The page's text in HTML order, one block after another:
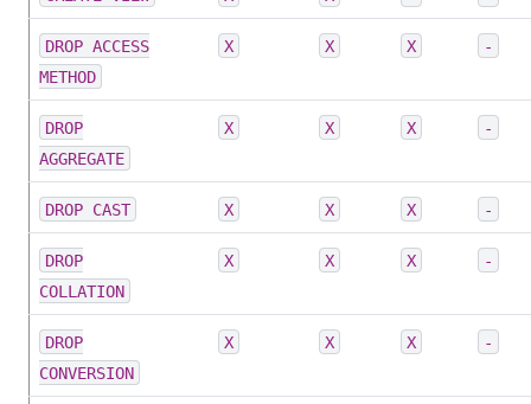
DROP ACCESS
METHOD
X X X -
DROP
AGGREGATE
X X X -
DROP CAST X X X -
DROP
COLLATION
X X X -
DROP
CONVERSION
X X X -